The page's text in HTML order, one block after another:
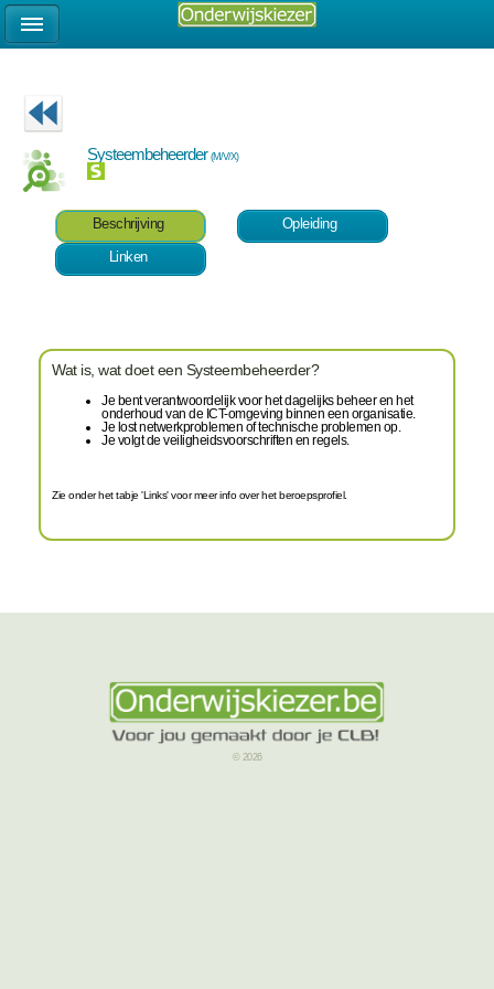
Systeembeheerder(M/V/X)
Beschrijving
Opleiding
Linken
Wat is, wat doet een Systeembeheerder?
Je bent verantwoordelijk voor het dagelijks beheer en het
onderhoud van de ICT-omgeving binnen een organisatie.
Je lost netwerkproblemen of technische problemen op.
Je volgt de veiligheidsvoorschriften en regels.
Zie onder het tabje 'Links' voor meer info over het beroepsprofiel.
© 2026